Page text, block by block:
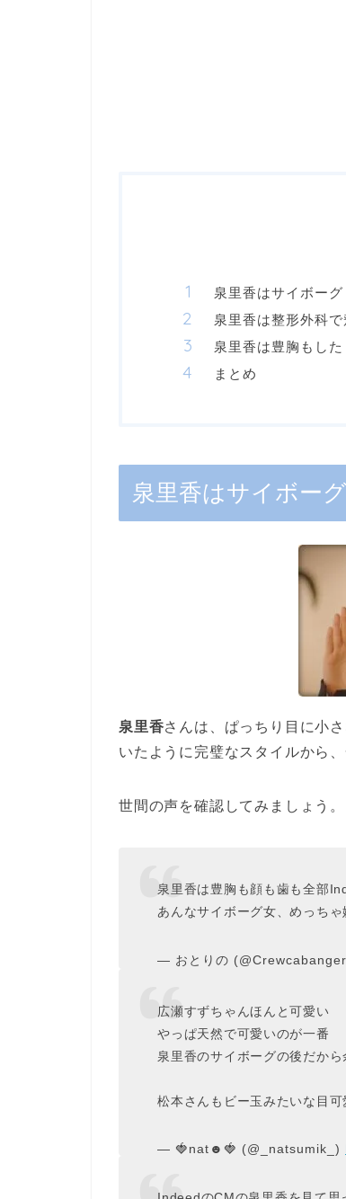
泉里香はサイボー
泉里香は整形外科
泉里香は豊胸もし
まとめ
泉里香はサイボー
泉里香さんは、ぱっちり目に小
いたように完璧なスタイルから
世間の声を確認してみましょう。
泉里香は豊胸も顔も歯も全部
あんなサイボーグ女、めっちゃ
— おとりの
広瀬すずちゃんほんと可愛い
やっぱ天然で可愛いのが一番
泉里香のサイボーグの後だか
松本さんもビー玉みたいな目可
— 🍓nat☻🍓 (@_natsumik_)